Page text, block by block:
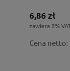
6,86 zł
zawiera 8%
Cena netto: